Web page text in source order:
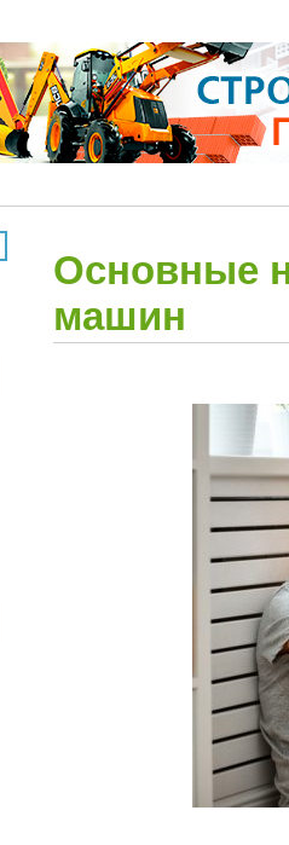
Основные
машин